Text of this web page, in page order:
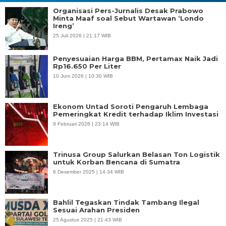
Organisasi Pers-Jurnalis Desak Prabowo
Minta Maaf soal Sebut Wartawan ‘Londo
Ireng’
25 Juli 2026 | 21:17 WIB
Penyesuaian Harga BBM, Pertamax Naik Jadi
Rp16.650 Per Liter
10 Juni 2026 | 10:30 WIB
Ekonom Untad Soroti Pengaruh Lembaga
Pemeringkat Kredit terhadap Iklim Investasi
9 Februari 2026 | 23:14 WIB
Trinusa Group Salurkan Belasan Ton Logistik
untuk Korban Bencana di Sumatra
6 Desember 2025 | 14:34 WIB
Bahlil Tegaskan Tindak Tambang Ilegal
Sesuai Arahan Presiden
25 Agustus 2025 | 21:43 WIB